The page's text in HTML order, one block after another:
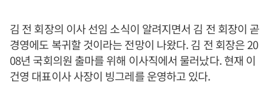
김 전 회장의 이사 선임 소식이 알려지면서 김 전 회장이 곧
경영에도 복귀할 것이라는 전망이 나왔다. 김 전 회장은 20
08년 국회의원 출마를 위해 이사직에서 물러났다. 현재 이
건영 대표이사 사장이 빙그레를 운영하고 있다.